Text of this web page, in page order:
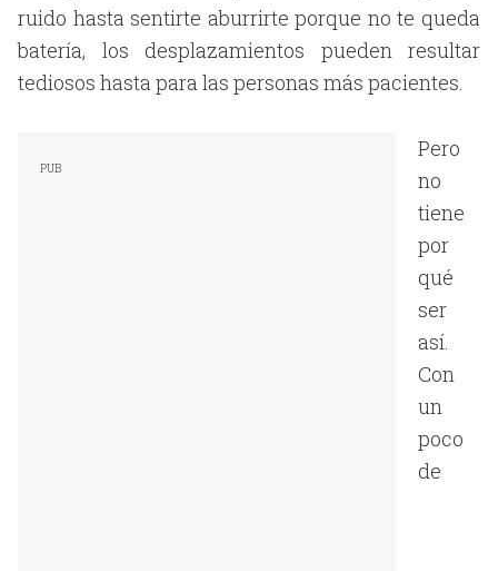
ruido hasta sentirte aburrirte porque no te queda
batería, los desplazamientos pueden resultar
tediosos hasta para las personas más pacientes.
Pero
no
tiene
por
qué
ser
así.
Con
un
poco
de